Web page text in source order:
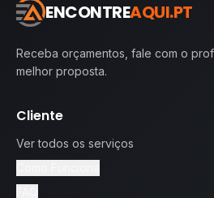
ENCONTREAQUI.PT
Receba orçamentos, fale com o
melhor proposta.
Cliente
Ver todos os serviços